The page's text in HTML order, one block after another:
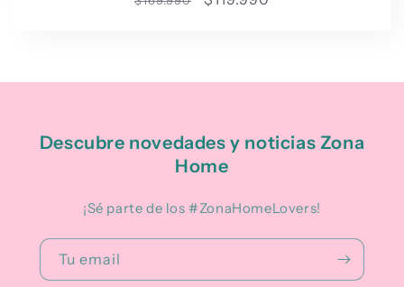
Descubre novedades y noticias Zona
Home
¡Sé parte de los #ZonaHomeLovers!
Tu email